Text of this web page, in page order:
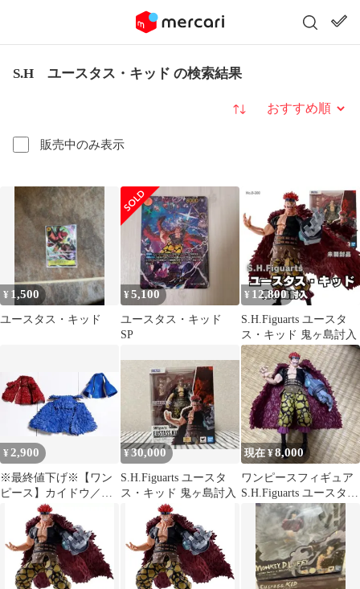
S.H ユースタス・キッド の検索結果
販売中のみ表示
並び替え
¥ 1,500
ユースタス・キッド
¥5,100
ユースタス・キッド
SP
¥ 12,800
S.H.Figuarts ユースタ
ス・キッド 鬼ヶ島討入
¥ 2,900
※最終値下げ※【ワン
ピース】カイドウ／キ
ッド／ロー／
S.H.Figuarts
¥30,000
S.H.Figuarts ユースタ
ス・キッド 鬼ヶ島討入
現在 ¥8,000
ワンピースフィギュア
S.H.Figuarts ユースタス
キャプテンキッド